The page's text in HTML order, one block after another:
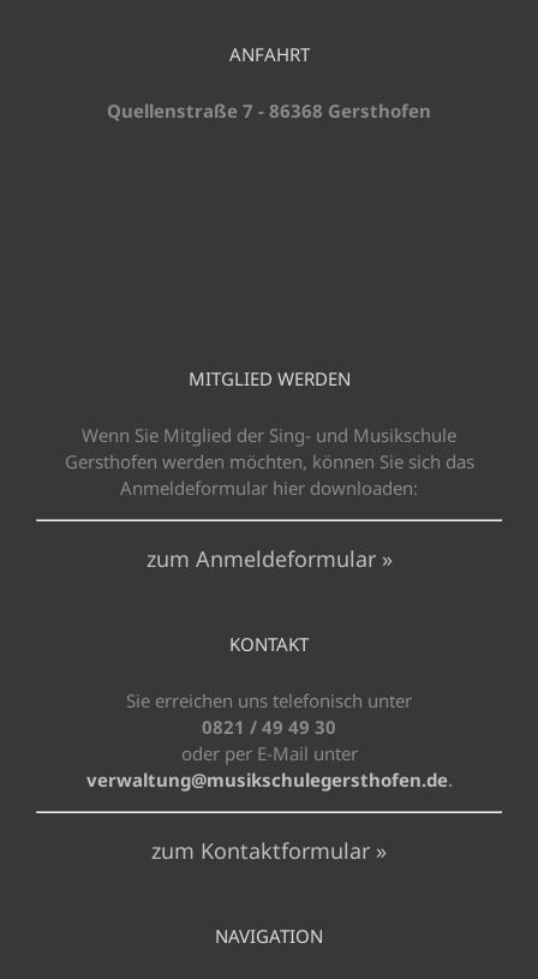
ANFAHRT
Quellenstraße 7 - 86368 Gersthofen
MITGLIED WERDEN
Wenn Sie Mitglied der Sing- und Musikschule
Gersthofen werden möchten, können Sie sich das
Anmeldeformular hier downloaden:
zum Anmeldeformular »
KONTAKT
Sie erreichen uns telefonisch unter
0821 / 49 49 30
oder per E-Mail unter
verwaltung@musikschulegersthofen.de.
zum Kontaktformular »
NAVIGATION